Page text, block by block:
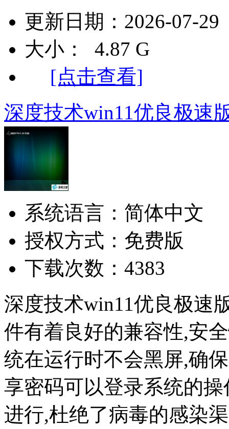
更新日期：2026-07-29
大小： 4.87 G
[点击查看]
深度技术win11优良极速
系统语言：简体中文
授权方式：免费版
下载次数：4383
深度技术win11优良极速
件有着良好的兼容性,安
统在运行时不会黑屏,确
享密码可以登录系统的
进行,杜绝了病毒的感染